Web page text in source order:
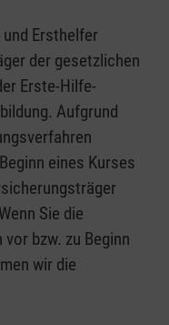
Ersthelfer
der gesetzlichen
Erste-Hilfe-
Aufgrund
eines Kurses
Sie die
bzw. zu Beginn
wir die